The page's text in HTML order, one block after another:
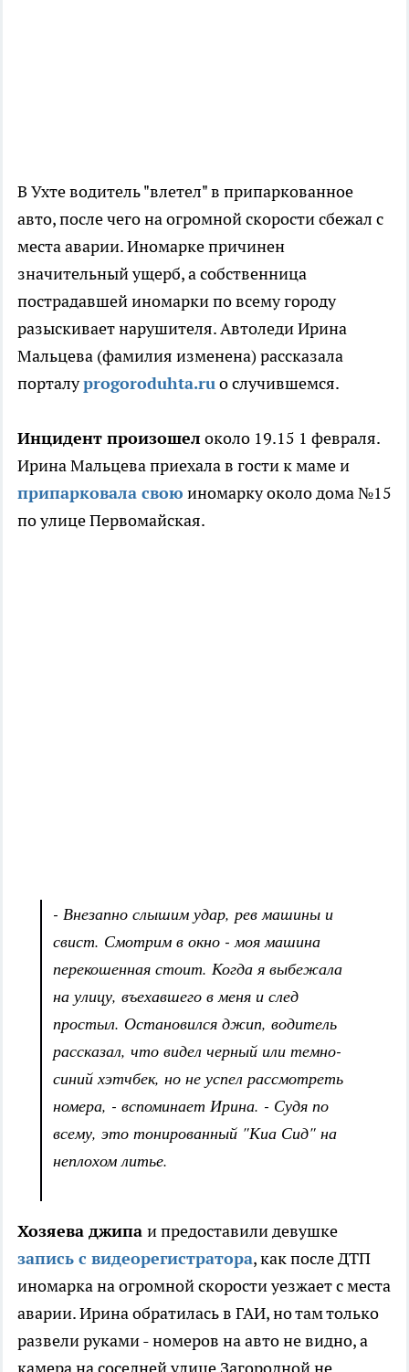
В Ухте водитель "влетел" в припаркованное
авто, после чего на огромной скорости сбежал с
места аварии. Иномарке причинен
значительный ущерб, а собственница
пострадавшей иномарки по всему городу
разыскивает нарушителя. Автоледи Ирина
Мальцева (фамилия изменена) рассказала
порталуprogoroduhta.ruо случившемся.
Инцидент произошел около 19.15 1 февраля.
Ирина Мальцева приехала в гости к маме и
припарковала свою иномарку около дома №15
по улице Первомайская.
- Внезапно слышим удар, рев машины и
свист. Смотрим в окно - моя машина
перекошенная стоит. Когда я выбежала
на улицу, въехавшего в меня и след
простыл. Остановился джип, водитель
рассказал, что видел черный или темно-
синий хэтчбек, но не успел рассмотреть
номера, - вспоминает Ирина. - Судя по
всему, это тонированный "Киа Сид" на
неплохом литье.
Хозяева джипа и предоставили девушке
запись с видеорегистратора, как после ДТП
иномарка на огромной скорости уезжает с места
аварии. Ирина обратилась в ГАИ, но там только
развели руками - номеров на авто не видно, а